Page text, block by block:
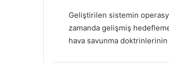
Geliştirilen sistemin
zamanda gelişmiş
hava savunma